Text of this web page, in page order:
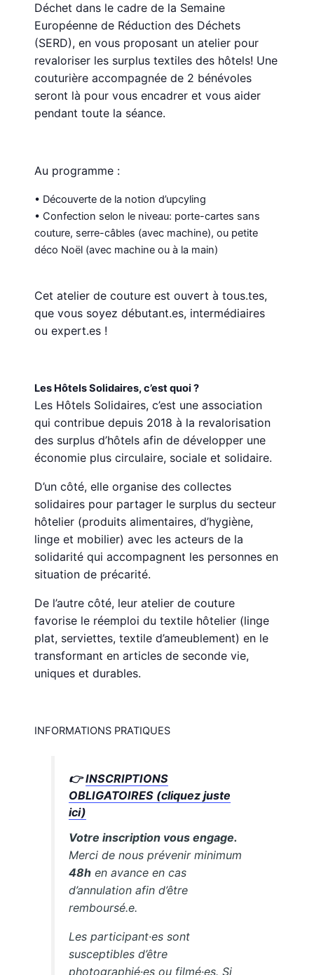
Déchet dans le cadre de la Semaine
Européenne de Réduction des Déchets
(SERD), en vous proposant un atelier pour
revaloriser les surplus textiles des hôtels! Une
couturière accompagnée de 2 bénévoles
seront là pour vous encadrer et vous aider
pendant toute la séance.
Au programme :
• Découverte de la notion d’upcyling
• Confection selon le niveau: porte-cartes sans
couture, serre-câbles (avec machine), ou petite
déco Noël (avec machine ou à la main)
Cet atelier de couture est ouvert à tous.tes,
que vous soyez débutant.es, intermédiaires
ou expert.es !
Les Hôtels Solidaires, c’est quoi ?
Les Hôtels Solidaires, c’est une association
qui contribue depuis 2018 à la revalorisation
des surplus d’hôtels afin de développer une
économie plus circulaire, sociale et solidaire.
D’un côté, elle organise des collectes
solidaires pour partager le surplus du secteur
hôtelier (produits alimentaires, d’hygiène,
linge et mobilier) avec les acteurs de la
solidarité qui accompagnent les personnes en
situation de précarité.
De l’autre côté, leur atelier de couture
favorise le réemploi du textile hôtelier (linge
plat, serviettes, textile d’ameublement) en le
transformant en articles de seconde vie,
uniques et durables.
INFORMATIONS PRATIQUES
👉INSCRIPTIONS
OBLIGATOIRES (cliquez juste
ici)
Votre inscription vous engage.
Merci de nous prévenir minimum
48h en avance en cas
d’annulation afin d’être
remboursé.e.
Les participant·es sont
susceptibles d’être
photographié·es ou filmé·es. Si